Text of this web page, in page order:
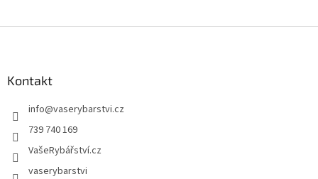
Kontakt
info@vaserybarstvi.cz
739 740 169
VašeRybářství.cz
vaserybarstvi